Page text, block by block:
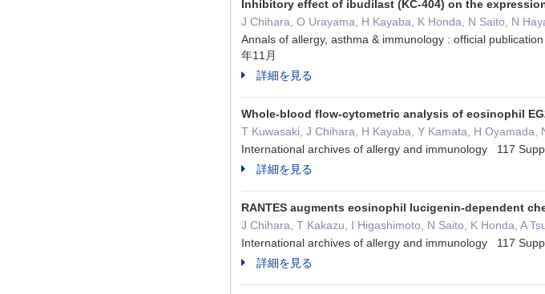
Inhibitory effect of ibudilast (KC-404) on the
J Chihara, O Urayama, H Kayaba, K Honda, N Saito, N
Annals of allergy, asthma & immunology : official
年11月
詳細を見る
Whole-blood flow-cytometric analysis of eosinophil
T Kuwasaki, J Chihara, H Kayaba, Y Kamata, H Oyamada,
International archives of allergy and immunology 117
詳細を見る
RANTES augments eosinophil lucigenin-dependent
J Chihara, T Kakazu, I Higashimoto, N Saito, K Honda, A
International archives of allergy and immunology 117
詳細を見る